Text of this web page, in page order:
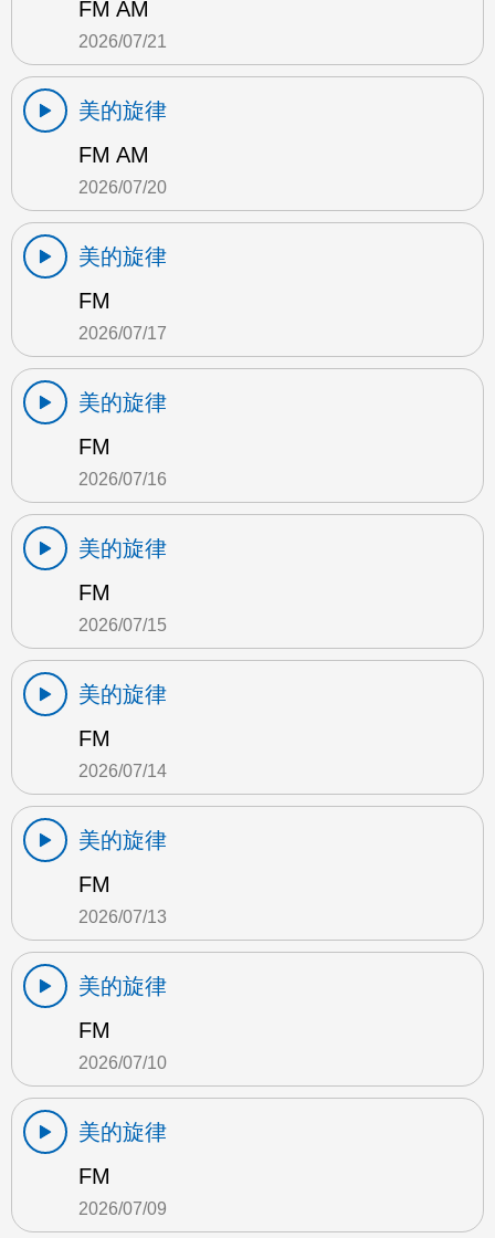
FM AM
2026/07/21
美的旋律
FM AM
2026/07/20
美的旋律
FM
2026/07/17
美的旋律
FM
2026/07/16
美的旋律
FM
2026/07/15
美的旋律
FM
2026/07/14
美的旋律
FM
2026/07/13
美的旋律
FM
2026/07/10
美的旋律
FM
2026/07/09